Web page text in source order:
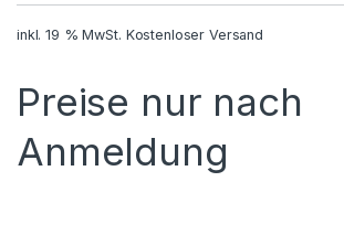
inkl. 19 % MwSt. Kostenloser Versand
Preise nur nach
Anmeldung